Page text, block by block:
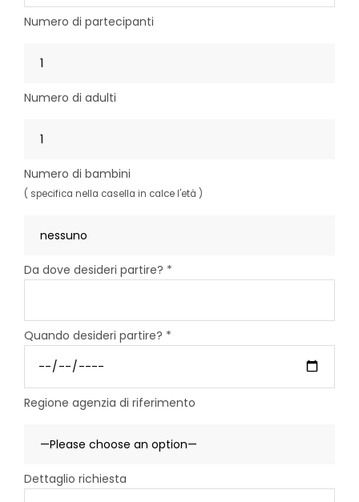
Numero di partecipanti
Numero di adulti
Numero di bambini
( specifica nella casella in calce l'età )
Da dove desideri partire? *
Quando desideri partire? *
Regione agenzia di riferimento
Dettaglio richiesta